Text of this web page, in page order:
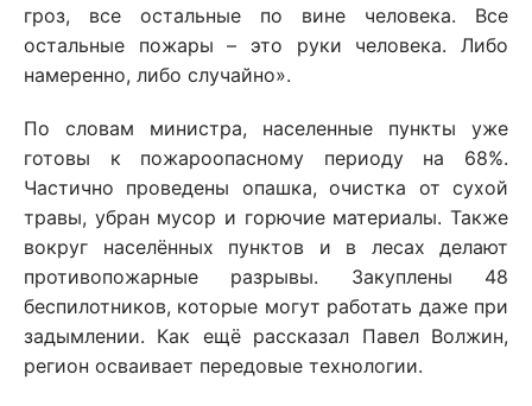
гроз, все остальные по вине человека. Все
остальные пожары – это руки человека. Либо
намеренно, либо случайно».
По словам министра, населенные пункты уже
готовы к пожароопасному периоду на 68%.
Частично проведены опашка, очистка от сухой
травы, убран мусор и горючие материалы. Также
вокруг населённых пунктов и в лесах делают
противопожарные разрывы. Закуплены 48
беспилотников, которые могут работать даже при
задымлении. Как ещё рассказал Павел Волжин,
регион осваивает передовые технологии.